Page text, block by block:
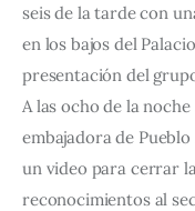
seis de la tarde con
en los bajos del
presentación del
A las ocho de la
embajadora de
un video para cerrar
reconocimientos al